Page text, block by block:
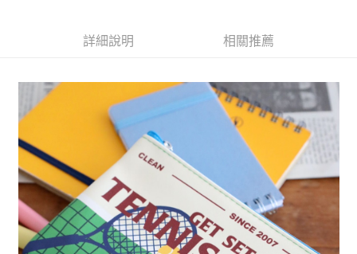
3.實際核准額度、可分期數及費用金額請依後續交易確認頁面所載為準。
法說明評估內容。
【繳款方式說明】
1.分期款項不併入電信帳單，「大哥付你分期」於每月結算日後寄送繳費提
2.透過簡訊連結打開帳單後，可選擇「超商條碼／台灣大直營門市／銀行轉
帳／街口支付／iPASS MONEY」等通路繳費。
【注意事項】
1.本服務係由「台灣大哥大股份有限公司」（以下簡稱本公司）所提供，讓
用戶於交易時，得透過本服務購買商品或服務，並由商店將買賣／分期付款
買賣價金債權讓與本公司後，依約使用本公司帳單繳交帳款。
2.基於同意付款使用「大哥付你分期」之契約關係目的，商店將以您的個人
AFTEE先享後付是「在收到商品之後才付款」的支付方式。 讓您購物簡單便
２．便利：只要手機號碼，簡訊認證，即可結帳。
３．安心：先確認商品／服務後，再付款。
【「AFTEE先享後付」結帳流程】
１．於結帳方式選擇「AFTEE先享後付」後，將跳轉至「AFTEE先享後付」
結帳頁面，進行簡訊認證並確認金額後，即可完成結帳。
２．訂單成立數日內，您將收到繳費通知簡訊。
３．收到繳費通知簡訊後14天內，點擊此簡訊中的連結，可透過四大超商／
ATM／網路銀行／等多元方式進行付款，方視為交易完成。
※ 請注意：結帳手續完成當下不需立刻繳費，但若您需要取消訂單，請聯絡
購買商品的店家。未經商家同意取消之訂單仍視為有效，需透過AFTEE先享
後付繳納相關費用。
每筆NT$80，滿NT$888(含以上)免運費
付款後 全家取貨
每筆NT$80，滿NT$888(含以上)免運費
7-11 取貨付款
每筆NT$80，滿NT$1,500(含以上)免運費
付款後 7-11取貨
每筆NT$80，滿NT$1,500(含以上)免運費
詳細說明 相關推薦